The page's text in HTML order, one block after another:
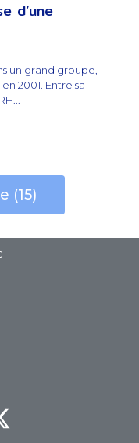
d’une
un grand groupe,
2001. Entre sa
(15)